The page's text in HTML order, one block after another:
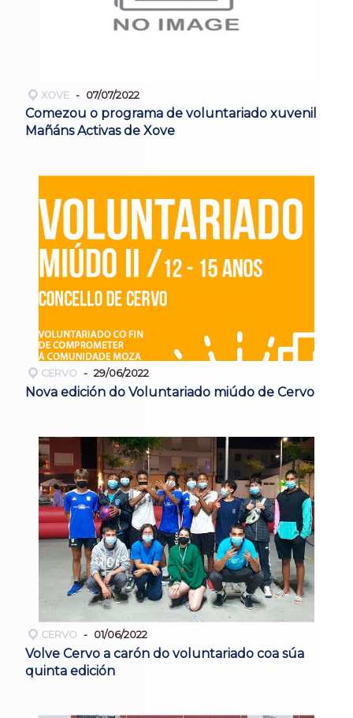
XOVE 07/07/2022
Comezou o programa de voluntariado xuvenil
Mañáns Activas de Xove
CERVO 29/06/2022
Nova edición do Voluntariado miúdo de Cervo
CERVO 01/06/2022
Volve Cervo a carón do voluntariado coa súa
quinta edición